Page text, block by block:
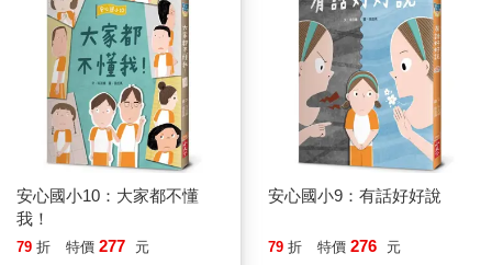
安心國小10：大家都不懂
我！
79 折 特價 277 元
安心國小9：有話好好說
79 折 特價 276 元